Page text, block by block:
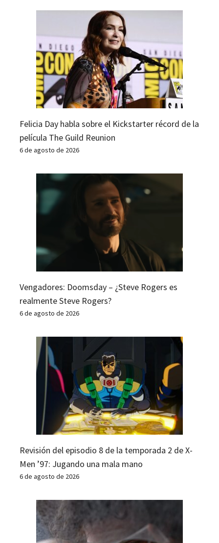
Felicia Day habla sobre el Kickstarter récord de la
película The Guild Reunion
6 de agosto de 2026
Vengadores: Doomsday – ¿Steve Rogers es
realmente Steve Rogers?
6 de agosto de 2026
Revisión del episodio 8 de la temporada 2 de X-
Men ’97: Jugando una mala mano
6 de agosto de 2026